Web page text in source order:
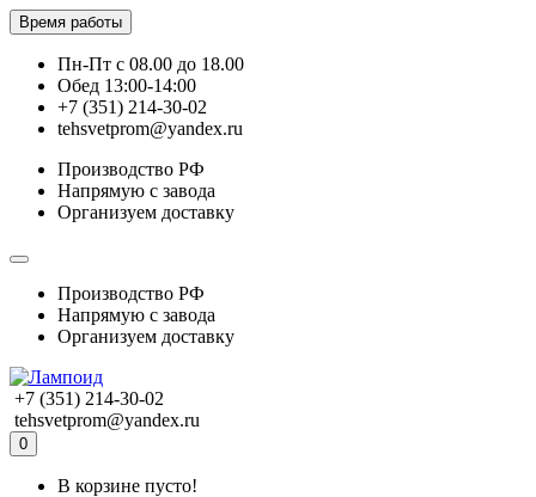
Время работы
Пн-Пт с 08.00 до 18.00
Обед 13:00-14:00
+7 (351) 214-30-02
tehsvetprom@yandex.ru
Производство РФ
Напрямую с завода
Организуем доставку
Производство РФ
Напрямую с завода
Организуем доставку
+7 (351) 214-30-02
tehsvetprom@yandex.ru
0
В корзине пусто!